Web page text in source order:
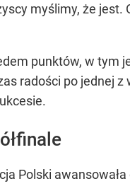
myślimy, że
punktów, w
radości po jednej
Polski